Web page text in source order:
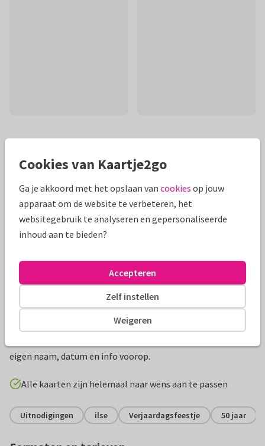
Productinformatie
Originele en grappige uitnodiging voor een verjaardag feest
eigen naam, datum en info voorop.
Alle kaarten zijn helemaal naar wens aan te passen
Uitnodigingen ilse Verjaardagsfeestje 50 jaar
Cookies van Kaartje2go
Ga je akkoord met het opslaan van cookies op jouw
apparaat om de website te verbeteren, het
websitegebruik te analyseren en gepersonaliseerde
inhoud aan te bieden?
Weigeren
Zelf instellen
Accepteren